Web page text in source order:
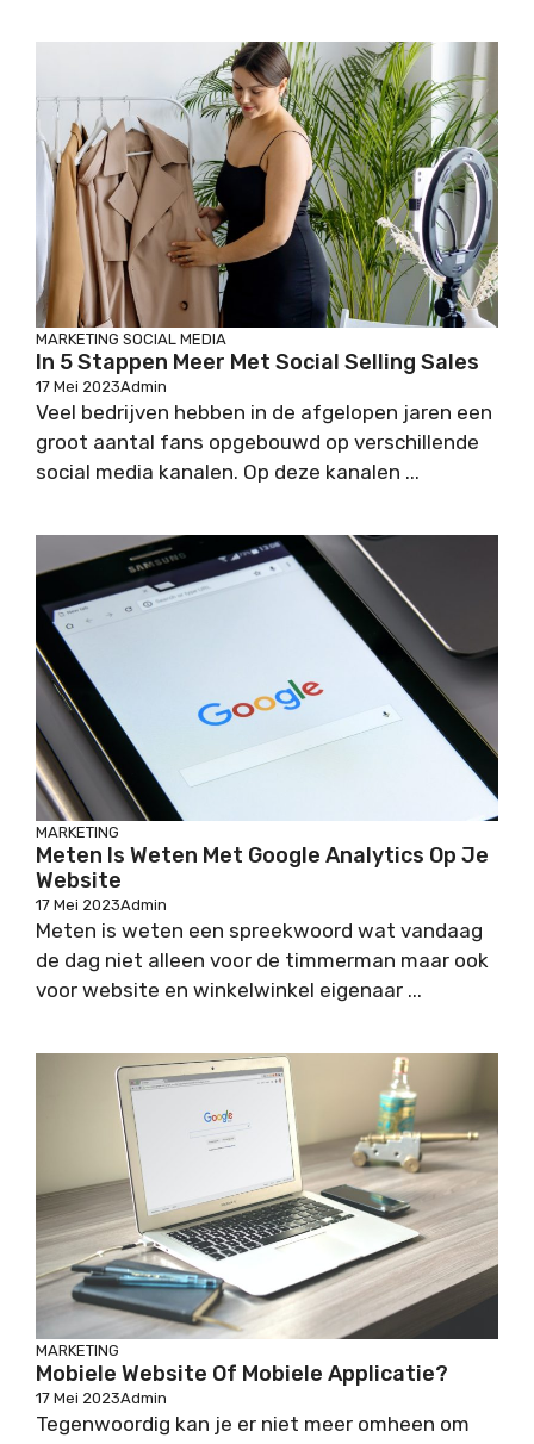
MARKETING SOCIAL MEDIA
In 5 Stappen Meer Met Social Selling Sales
17 Mei 2023Admin
Veel bedrijven hebben in de afgelopen jaren een
groot aantal fans opgebouwd op verschillende
social media kanalen. Op deze kanalen ...
MARKETING
Meten Is Weten Met Google Analytics Op Je
Website
17 Mei 2023Admin
Meten is weten een spreekwoord wat vandaag
de dag niet alleen voor de timmerman maar ook
voor website en winkelwinkel eigenaar ...
MARKETING
Mobiele Website Of Mobiele Applicatie?
17 Mei 2023Admin
Tegenwoordig kan je er niet meer omheen om